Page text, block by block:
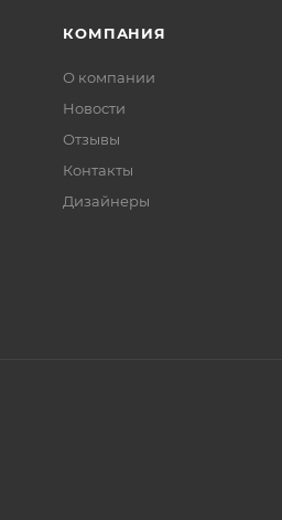
КОМПАНИЯ
О компании
Новости
Отзывы
Контакты
Дизайнеры